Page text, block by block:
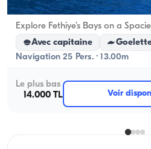
Fethiye, Muğla
Explore Fethiye’s Bays on a
Avec capitaine
Navigation 25 Pers. · 13.00m
Le plus bas
14.000 TL
Voir